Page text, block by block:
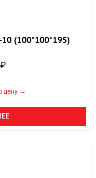
(100*100*195)
₽
цену →